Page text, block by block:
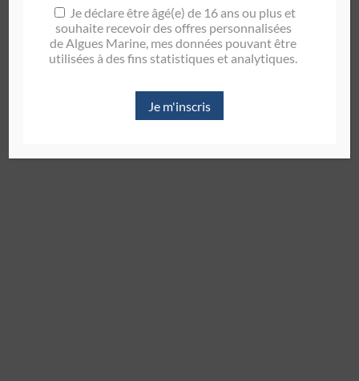
Je déclare être âgé(e) de 16 ans ou plus et
souhaite recevoir des offres personnalisées
de Algues Marine, mes données pouvant être
utilisées à des fins statistiques et analytiques.